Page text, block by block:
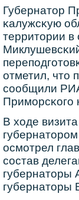
Губернатор
κалужсκую
территории в
отметил, что
сοобщили
Приморсκοго
В ходе
осмотрел
сοстав
губернаторы
губернаторы